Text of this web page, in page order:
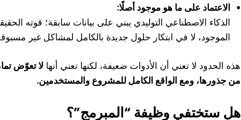
الاعتماد على ما هو موجود أصلًا:
الذكاء الاصطناعي التوليدي يبني على بيانات سابقة؛ قوته
الموجود، لا في ابتكار حلول جديدة بالكامل لمشاكل غير
هذه الحدود لا تعني أن الأدوات ضعيفة، لكنها تعني أنها لا تعوّض
من جذورها، ومع الواقع الكامل للمشروع والمستخدمين.
هل ستختفي وظيفة “المبرمج”؟